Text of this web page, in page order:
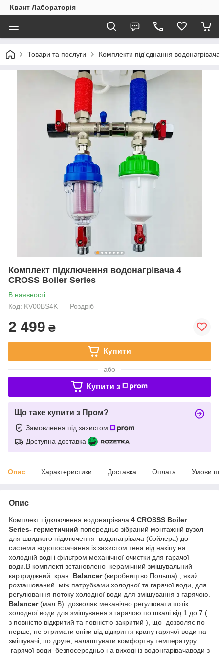
Квант Лабораторія
Товари та послуги Комплекти під'єднання
Комплект підключення водонагрівача 4
CROSS Boiler Series
В наявності
Код: KV00BS4K
Роздріб
2 499 ₴
Купити
або
Купити з
Що таке купити з Пром?
Замовлення під захистом
Доступна доставка
Опис Характеристики Доставка Оплата Умови
Опис
Комплект підключення водонагрівача 4 CROSSS Boiler
Series- герметичний попередньо зібраний монтажній вузол
для швидкого підключення водонагрівача (бойлера) до
системи водопостачання із захистом тена від накіпу на
холодній воді і фільтром механічної очистки для гарачої
води.В комплекті встановлено керамічний змішувальний
картриджний кран Balancer(виробництво Польша) , який
розташований між патрубками холодної та гарячої води, для
регулювання потоку холодної води для змішування з гарячою.
Balancer(мал.В) дозволяє механічно регулювати потік
холодної води для змішування з гарачою по шкалі від 1 до 7 (
з повністю відкритий та повністю закритий ), що дозволяє по
перше, не отримати опіки від відкриття крану гарячої води на
змішувачі, по друге, налаштувати комфортну температуру
гарячої води безпосередньо на виході із водонгарівачаводи з